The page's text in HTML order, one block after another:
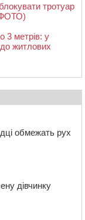
тротуар
3 метрів: у
до житлових
обмежать рух
дівчинку